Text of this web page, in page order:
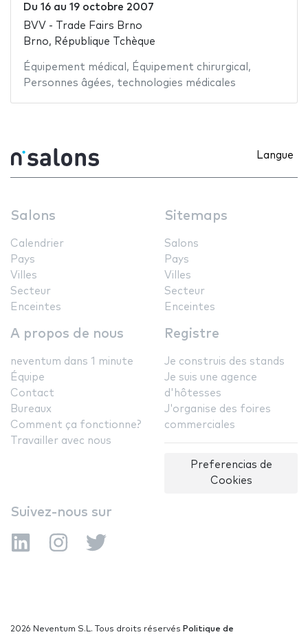
Du 16au 19 octobre 2007
BVV - Trade Fairs Brno
Brno, République Tchèque
Équipement médical , Équipement chirurgical ,
Personnes âgées, technologies médicales
Langue
Salons
Calendrier
Pays
Villes
Secteur
Enceintes
Sitemaps
Salons
Pays
Villes
Secteur
Enceintes
A propos de nous
neventum dans 1 minute
Équipe
Contact
Bureaux
Comment ça fonctionne?
Travailler avec nous
Registre
Je construis des stands
Je suis une agence
d'hôtesses
J'organise des foires
commerciales
Preferencias de
Cookies
Suivez-nous sur
2026 Neventum S.L. Tous droits réservés Politique de